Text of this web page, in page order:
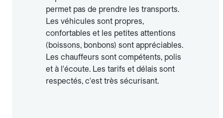
permet pas de prendre les transports.
Les véhicules sont propres,
confortables et les petites attentions
(boissons, bonbons) sont appréciables.
Les chauffeurs sont compétents, polis
et à l'écoute. Les tarifs et délais sont
respectés, c'est très sécurisant.